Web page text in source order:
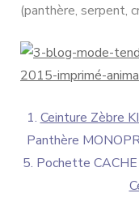
(panthère, serpent,
1. Ceinture Zèbre
Panthère
5. Pochette